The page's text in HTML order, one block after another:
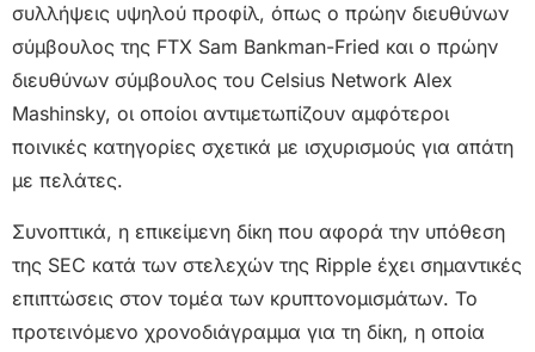
συλλήψεις υψηλού προφίλ, όπως ο πρώην διευθύνων
σύμβουλος της FTX Sam Bankman-Fried και ο πρώην
διευθύνων σύμβουλος του Celsius Network Alex
Mashinsky, οι οποίοι αντιμετωπίζουν αμφότεροι
ποινικές κατηγορίες σχετικά με ισχυρισμούς για απάτη
με πελάτες.
Συνοπτικά, η επικείμενη δίκη που αφορά την υπόθεση
της SEC κατά των στελεχών της Ripple έχει σημαντικές
επιπτώσεις στον τομέα των κρυπτονομισμάτων. Το
προτεινόμενο χρονοδιάγραμμα για τη δίκη, η οποία